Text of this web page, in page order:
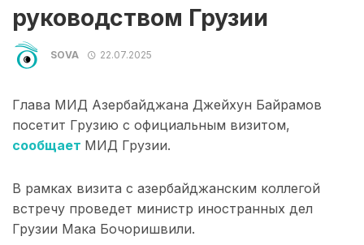
руководством Грузии
SOVA 22.07.2025
Глава МИД Азербайджана Джейхун Байрамов
посетит Грузию с официальным визитом,
сообщает МИД Грузии.
В рамках визита с азербайджанским коллегой
встречу проведет министр иностранных дел
Грузии Мака Бочоришвили.